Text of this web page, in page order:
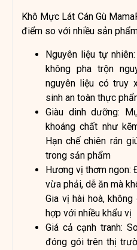
Khô Mực Lát Cán Gù
điểm so với nhiều sản
Nguyên liệu tự
không pha trộn
nguyên liệu có truy
sinh an toàn thực
Giàu dinh dưỡng:
khoáng chất như
Hạn chế chiên rán
trong sản phẩm
Hương vị thơm ngon:
vừa phải, dễ ăn mà
Gia vị hài hoà,
hợp với nhiều khẩu vị
Giá cả cạnh tranh:
đóng gói trên thị